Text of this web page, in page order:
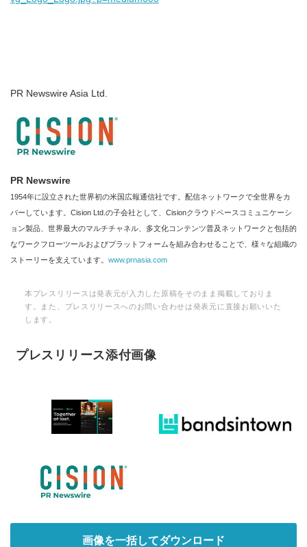
PR Newswire Asia Ltd.
PR Newswire
1954年に設立された世界初の米国広報通信社です。配信ネットワークで全世界をカ
バーしています。Cision Ltd.の子会社として、Cisionクラウドベースコミュニケーシ
ョン製品、世界最大のマルチチャネル、多文化コンテンツ普及ネットワークと包括的
なワークフローツールおよびプラットフォームを組み合わせることで、様々な組織の
ストーリーを支えています。 www.prnasia.com
本プレスリリースは発表元が入力した原稿をそのまま掲載しておりま
す。また、プレスリリースへのお問い合わせは発表元に直接お願いいた
します。
プレスリリース添付画像
画像を一括してダウンロード